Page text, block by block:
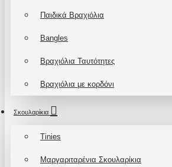
Παιδικά Βραχιόλια
Bangles
Βραχιόλια Ταυτότητες
Βραχιόλια με κορδόνι
Σκουλαρίκια
Tinies
Μαργαριταρένια Σκουλαρίκια